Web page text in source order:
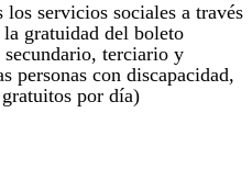
servicios sociales a través
gratuidad del boleto
terciario y
personas con discapacidad,
por día)